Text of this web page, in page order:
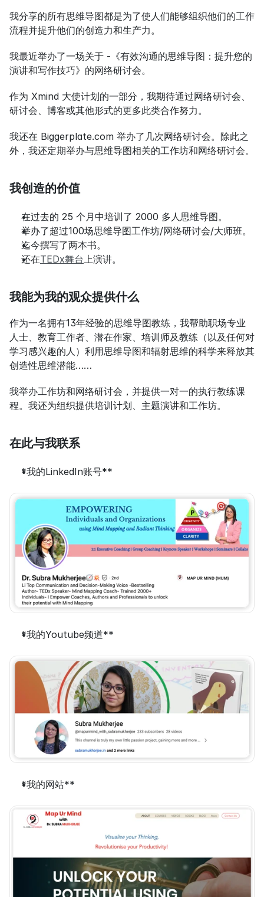
我分享的所有思维导图都是为了使人们能够组织他们的工作
流程并提升他们的创造力和生产力。
我最近举办了一场关于 -《有效沟通的思维导图：提升您的
演讲和写作技巧》的网络研讨会。
作为 Xmind 大使计划的一部分，我期待通过网络研讨会、
研讨会、博客或其他形式的更多此类合作努力。
我还在 Biggerplate.com 举办了几次网络研讨会。除此之
外，我还定期举办与思维导图相关的工作坊和网络研讨会。
我创造的价值
在过去的 25 个月中培训了 2000 多人思维导图。
举办了超过100场思维导图工作坊/网络研讨会/大师班。
迄今撰写了两本书。
还在TEDx舞台上演讲。
我能为我的观众提供什么
作为一名拥有13年经验的思维导图教练，我帮助职场专业
人士、教育工作者、潜在作家、培训师及教练（以及任何对
学习感兴趣的人）利用思维导图和辐射思维的科学来释放其
创造性思维潜能……
我举办工作坊和网络研讨会，并提供一对一的执行教练课
程。我还为组织提供培训计划、主题演讲和工作坊。
在此与我联系
*我的LinkedIn账号**
*我的Youtube频道**
*我的网站**